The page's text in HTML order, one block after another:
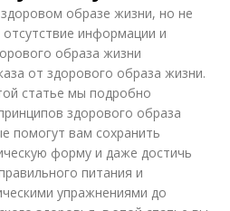
Курения во время
Курение на
внешность
образе жизни, но не
информации и
образа жизни
от здорового образа жизни.
статье мы подробно
здорового образа
помогут вам сохранить
форму и даже достичь
питания и
упражнениями до